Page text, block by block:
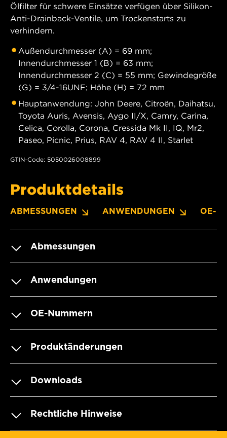
Ölfilter für schwere Einsätze verfügen über Silikon-
Anti-Drainback-Ventile, um Trockenstarts zu
verhindern.
Außendurchmesser (A) = 69 mm;
Innendurchmesser 1 (B) = 63 mm;
Innendurchmesser 2 (C) = 55 mm; Gewindegröße
(G) = 3/4-16UNF; Höhe (H) = 72 mm
Hauptanwendung: John Deere, Citroën, Daihatsu,
Toyota Auris, Avensis, Aygo II/X, Camry, Carina,
Celica, Corolla, Corona, Cressida Mk II, IQ, Mr2,
Paseo, Picnic, Prius, RAV 4, RAV 4 II, Starlet
GTIN-Code: 5050026008899
Produktdetails
ABMESSUNGEN ANWENDUNGEN OE-
Abmessungen
Anwendungen
OE-Nummern
Produktänderungen
Downloads
Rechtliche Hinweise